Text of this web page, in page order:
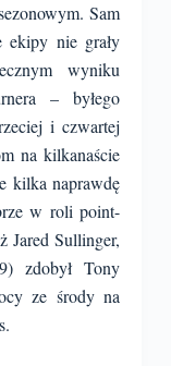
Sam
ekipy nie grały
wyniku
– byłego
i czwartej
na kilkanaście
kilka naprawdę
w roli point-
Jared Sullinger,
zdobył Tony
ze środy na